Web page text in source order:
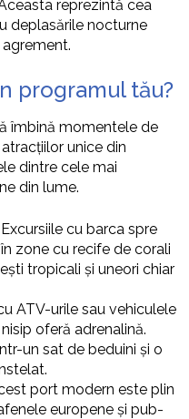
reprezintă cea
deplasările nocturne
programul tău?
îmbină momentele de
unice din
dintre cele mai
din lume.
cu barca spre
zone cu recife de corali
tropicali și uneori chiar
ATV-urile sau vehiculele
oferă adrenalină.
un sat de beduini și o
port modern este plin
europene și pub-